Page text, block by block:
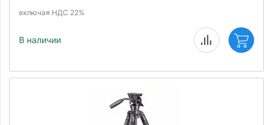
включая НДС 22%
В наличии